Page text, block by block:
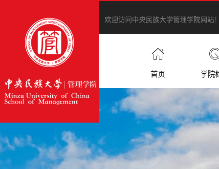
欢迎访问中央民族大学管理学院网站
首页 学院